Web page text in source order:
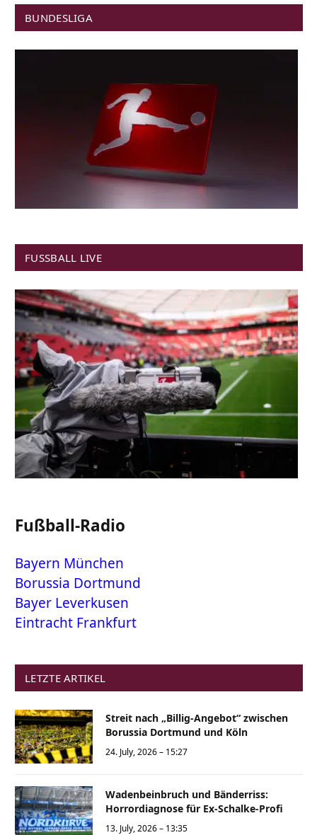
BUNDESLIGA
FUSSBALL LIVE
Fußball-Radio
Bayern München
Borussia Dortmund
Bayer Leverkusen
Eintracht Frankfurt
LETZTE ARTIKEL
Streit nach „Billig-Angebot“ zwischen
Borussia Dortmund und Köln
24. July, 2026 – 15:27
Wadenbeinbruch und Bänderriss:
Horrordiagnose für Ex-Schalke-Profi
13. July, 2026 – 13:35